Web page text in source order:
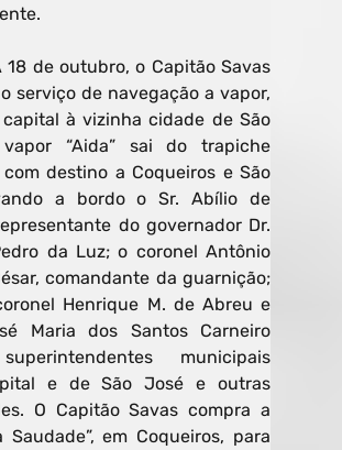
18 de outubro, o Capitão Savas
serviço de navegação a vapor,
à vizinha cidade de São
“Aida” sai do trapiche
com destino a Coqueiros e São
a bordo o Sr. Abílio de
do governador Dr.
da Luz; o coronel Antônio
comandante da guarnição;
Henrique M. de Abreu e
Maria dos Santos Carneiro
municipais
e de São José e outras
O Capitão Savas compra a
Saudade”, em Coqueiros, para